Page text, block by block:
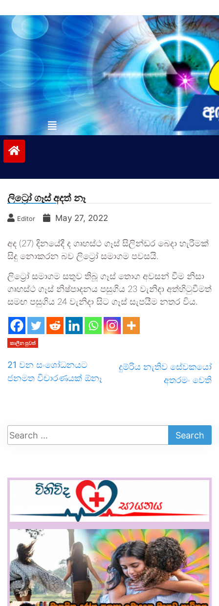
to
contentvinivida.lk
ලිට්‍රෝ ගෑස් අදත් නෑ
Editor May 27, 2022
අද (27) දිනයේදී ද ගෘහස්ථ ගෑස් සිලින්ඩර බෙදා හැරීමක්
සිදු නොකරන බව ලිට්‍රෝ සමාගම පවසයි.
ලිට්‍රෝ සමාගම සතුව තිබූ ගෑස් තොග අවසන් වීම නිසා
ගෘහස්ථ ගෑස් නිෂ්පාදනය පසුගිය 23 වැනිදා අත්හිටුවීමත්
සමඟ පසුගිය 24 වැනිදා සිට ගෑස් සැපයීම නතර විය.
කාලීන පුවත්
21 වන සංශෝධනයට
ජනමත විචාරණයක් ඕනෑ
දුම්රිය නැතිව සේවකයෝ
අතරමං වෙති